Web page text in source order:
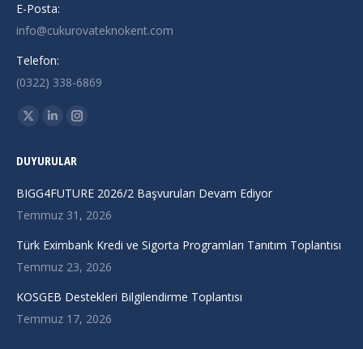
E-Posta:
info@cukurovateknokent.com
Telefon:
(0322) 338-6869
Find us on:
X
opens
in
Linkedin
opens
in
new
Instagram
opens
in
new
DUYURULAR
BIGG4FUTURE 2026/2 Başvuruları Devam Ediyor
Temmuz 31, 2026
Türk Eximbank Kredi ve Sigorta Programları Tanıtım Toplantısı
Temmuz 23, 2026
KOSGEB Destekleri Bilgilendirme Toplantısı
Temmuz 17, 2026